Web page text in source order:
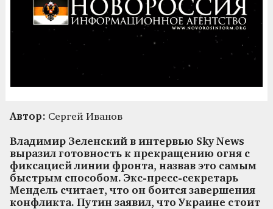
Автор: Сергей Иванов
Владимир Зеленский в интервью Sky News
выразил готовность к прекращению огня с
фиксацией линии фронта, назвав это самым
быстрым способом. Экс-пресс-секретарь
Мендель считает, что он боится завершения
конфликта. Путин заявил, что Украине стоит